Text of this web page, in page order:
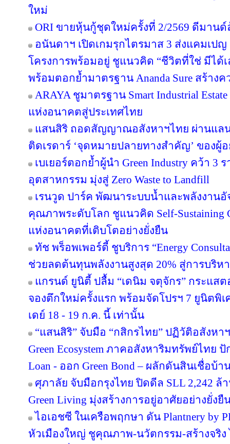
ใหม่
ORI ขายหุ้นกู้ชุดใหม่ครั้งที่ 2/2569 ดีมาน
อนันดาฯ เปิดเกมรุกไตรมาส 3 ส่งแคมเปญ
โครงการพร้อมอยู่ ชูแนวคิด “ชีวิตที่ใช่ มีได้
พร้อมตอกย้ำมาตรฐาน Ananda Sure สร้าง
ARAYA ชูมาตรฐาน Smart Industrial
แห่งอนาคตสู่ประเทศไทย
แสนสิริ ถอดสัญญาณอสังหาฯไทย ผ่านแล
ติดเรดาร์ ‘จุดหมายปลายทางสำคัญ’ ของผู้
เบเยอร์ตอกย้ำผู้นำ Green Industry คว้า 3
อุตสาหกรรม มุ่งสู่ Zero Waste to Landfill
เรนวูด ปาร์ค พัฒนาระบบน้ำและพลังงาน
คุณภาพระดับโลก ชูแนวคิด Self-Sustaining
แห่งอนาคตที่เติบโตอย่างยั่งยืน
ทัช พร็อพเพอร์ตี้ ชูบริการ “Energy
ช่วยลดต้นทุนพลังงานสูงสุด 20% สู่การบริห
แกรนด์ ยูนิตี้ ปลื้ม “เดนิม จตุจักร” กระแสต
จองตึกใหม่ครั้งแรก พร้อมจัดโปรฯ 7 ยูนิตพิเ
เดย์ 18 - 19 ก.ค. นี้ เท่านั้น
“แสนสิริ” จับมือ “กสิกรไทย” ปฏิวัติอสังหา
Green Ecosystem ภาคอสังหาริมทรัพย์ไทย
Loan - ออก Green Bond – ผลักดันสินเชื่อบ้า
ศุภาลัย จับมือกรุงไทย ปิดดีล SLL 2,242 ล้
Green Living มุ่งสร้างการอยู่อาศัยอย่างยั่งยื
ไอเอชซี ในเครือพฤกษา ดัน Plantnery by
หัวเมืองใหญ่ ชูคุณภาพ-นวัตกรรม-สร้างจริง